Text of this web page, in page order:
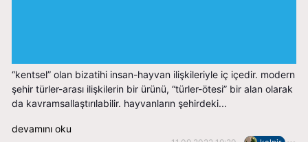
“kentsel” olan bizatihi insan-hayvan ilişkileriyle iç içedir. modern
şehir türler-arası ilişkilerin bir ürünü, “türler-ötesi” bir alan olarak
da kavramsallaştırılabilir. hayvanların şehirdeki...
devamını oku